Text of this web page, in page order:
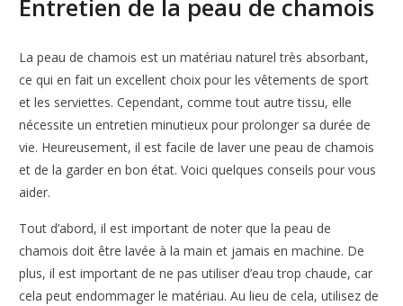
Entretien de la peau de chamois
La peau de chamois est un matériau naturel très absorbant,
ce qui en fait un excellent choix pour les vêtements de sport
et les serviettes. Cependant, comme tout autre tissu, elle
nécessite un entretien minutieux pour prolonger sa durée de
vie. Heureusement, il est facile de laver une peau de chamois
et de la garder en bon état. Voici quelques conseils pour vous
aider.
Tout d’abord, il est important de noter que la peau de
chamois doit être lavée à la main et jamais en machine. De
plus, il est important de ne pas utiliser d’eau trop chaude, car
cela peut endommager le matériau. Au lieu de cela, utilisez de